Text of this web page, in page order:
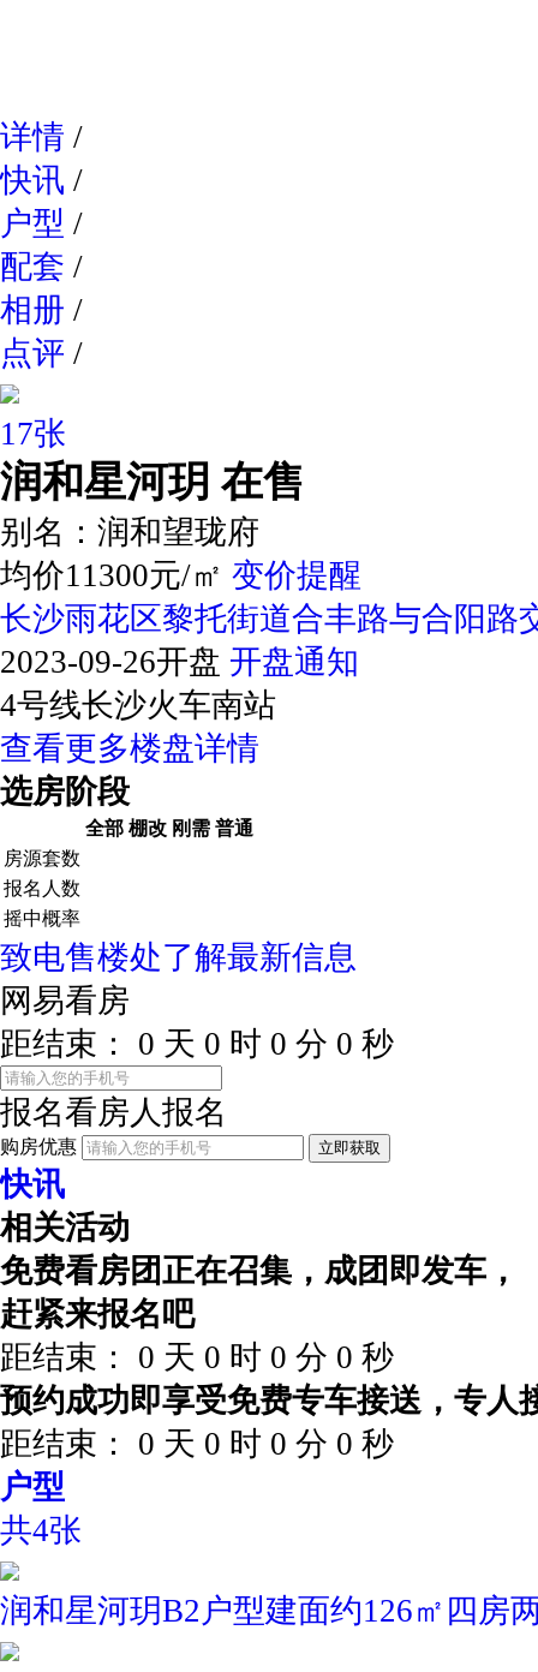
详情 /
快讯 /
户型 /
配套 /
相册 /
点评 /
17张
润和星河玥 在售
别名： 润和望珑府
均价11300元/㎡ 变价提醒
长沙雨花区黎托街道合丰路与合阳路
2023-09-26开盘 开盘通知
4号线长沙火车南站
查看更多楼盘详情
选房阶段
全部 棚改 刚需 普通
房源套数
报名人数
摇中概率
致电售楼处了解最新信息
网易看房
距结束：
0 天 0 时 0 分 0 秒
报名看房人报名
购房优惠 立即获取
快讯
相关活动
免费看房团正在召集，成团即发车，
赶紧来报名吧
距结束：
0 天 0 时 0 分 0 秒
预约成功即享受免费专车接送，专人
距结束：
0 天 0 时 0 分 0 秒
户型
共4张
润和星河玥B2户型建面约126㎡四房